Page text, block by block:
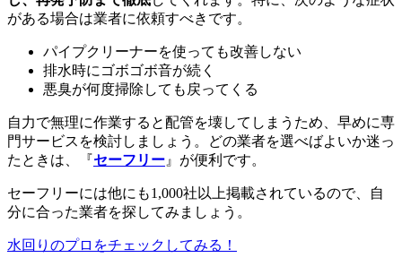
がある場合は業者に依頼すべきです。
パイプクリーナーを使っても改善しない
排水時にゴボゴボ音が続く
悪臭が何度掃除しても戻ってくる
自力で無理に作業すると配管を壊してしまうため、早めに専
門サービスを検討しましょう。どの業者を選べばよいか迷っ
たときは、『セーフリー 』が便利です。
セーフリーには他にも1,000社以上掲載されているので、自
分に合った業者を探してみましょう。
水回りのプロをチェックしてみる！